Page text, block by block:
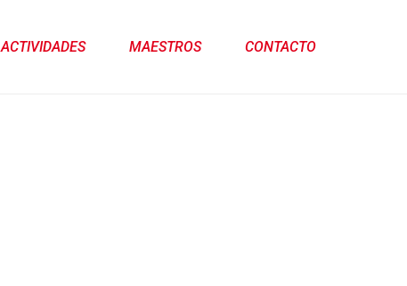
ACTIVIDADES MAESTROS CONTACTO